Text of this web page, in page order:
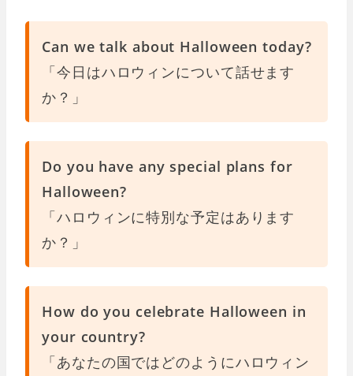
Can we talk about Halloween today?
「今日はハロウィンについて話せます
か？」
Do you have any special plans for
Halloween?
「ハロウィンに特別な予定はあります
か？」
How do you celebrate Halloween in
your country?
「あなたの国ではどのようにハロウィン